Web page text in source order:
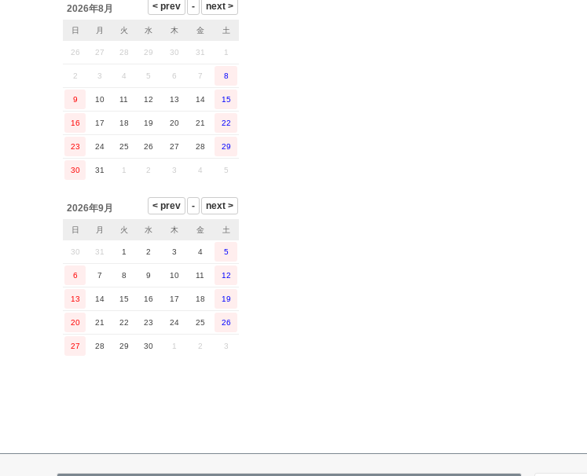
2026年8月
日 月 火 水 木 金 土
26 27 28 29 30 31 1
2 3 4 5 6 7 8
9 10 11 12 13 14 15
16 17 18 19 20 21 22
23 24 25 26 27 28 29
30 31 1 2 3 4 5
2026年9月
日 月 火 水 木 金 土
30 31 1 2 3 4 5
6 7 8 9 10 11 12
13 14 15 16 17 18 19
20 21 22 23 24 25 26
27 28 29 30 1 2 3